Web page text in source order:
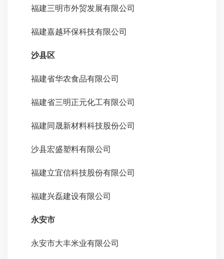
福建三明市外贸发展有限公司
福建嘉越环保科技有限公司
沙县区
福建省华农食品有限公司
福建省三明正元化工有限公司
福建同晟新材料科技股份公司
沙县宏盛塑料有限公司
福建立宜信科技股份有限公司
福建兴磊建设有限公司
永安市
永安市大丰米业有限公司